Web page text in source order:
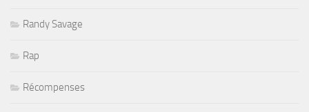
Randy Savage
Rap
Récompenses